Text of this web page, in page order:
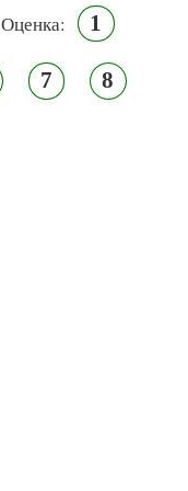
Оценка: 1
7 8